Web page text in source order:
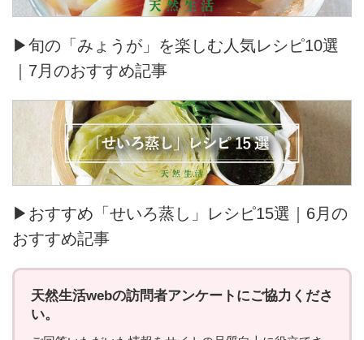
▶旬の「みょうが」を楽しむ人気レシピ10選
｜7月のおすすめ記事
▶おすすめ「せいろ蒸し」レシピ15選｜6月の
おすすめ記事